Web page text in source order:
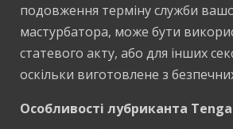
подовження терміну служби
мастурбатора, може бути
статевого акту, або для інших
оскільки виготовлене з
Особливості лубриканта